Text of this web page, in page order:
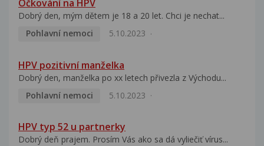
Očkování na HPV
Dobrý den, mým dětem je 18 a 20 let. Chci je nechat...
Pohlavní nemoci
5.10.2023
HPV pozitivní manželka
Dobrý den, manželka po xx letech přivezla z Východu...
Pohlavní nemoci
5.10.2023
HPV typ 52 u partnerky
Dobrý deň prajem. Prosím Vás ako sa dá vyliečiť vírus...